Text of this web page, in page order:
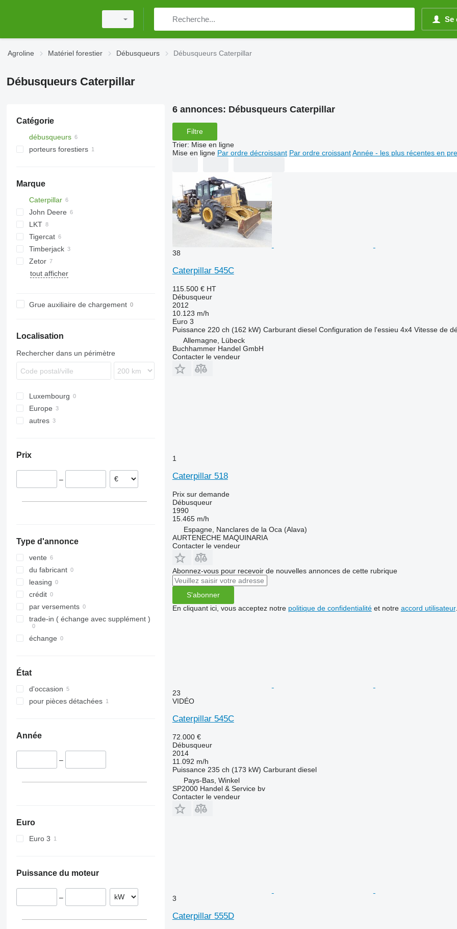
Se
Agroline Matériel forestier Débusqueurs Débusqueurs Caterpillar
Débusqueurs Caterpillar
Catégorie
débusqueurs
porteurs forestiers
Marque
Caterpillar
John Deere
1270
LKT
80
81
Tiger
Tigercat
630E
Timberjack
N-series
T-series
Zetor
tout afficher
Grue auxiliaire de chargement
Localisation
Rechercher dans un périmètre
Luxembourg
Europe
Espagne
autres
Prix
–
Type d'annonce
vente
du fabricant
leasing
crédit
par versements
trade-in ( échange avec supplément )
échange
État
d'occasion
pour pièces détachées
Année
–
Euro
Euro 3
Puissance du moteur
–
6 annonces: Débusqueurs Caterpillar
Filtre
Trier: Mise en ligne
Mise en ligne Par ordre décroissant Par ordre croissant Année - les plus récentes en
38
Caterpillar 545C
115.500 € HT
Débusqueur
2012
10.123 m/h
Euro 3
Puissance 220 ch (162 kW) Carburant diesel Configuration de l'essieu 4x4 Vitesse de
Allemagne, Lübeck
Buchhammer Handel GmbH
Contacter le vendeur
1
Caterpillar 518
Prix sur demande
Débusqueur
1990
15.465 m/h
Espagne, Nanclares de la Oca (Alava)
AURTENECHE MAQUINARIA
Contacter le vendeur
Abonnez-vous pour recevoir de nouvelles annonces de cette rubrique
S'abonner
En cliquant ici, vous acceptez notre politique de confidentialitéet notre accord utilisateur.
23
VIDÉO
Caterpillar 545C
72.000 €
Débusqueur
2014
11.092 m/h
Puissance 235 ch (173 kW) Carburant diesel
Pays-Bas, Winkel
SP2000 Handel & Service bv
Contacter le vendeur
3
Caterpillar 555D